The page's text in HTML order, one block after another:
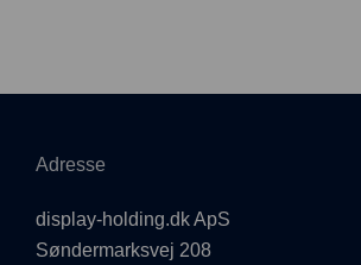
Adresse
display-holding.dk ApS
Søndermarksvej 208